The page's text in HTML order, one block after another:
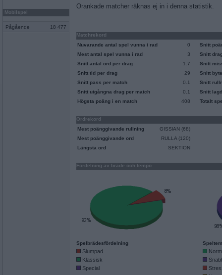
Mobilspel
Pågående 18 477
Orankade matcher räknas ej in i denna statistik.
Matchrekord
Nuvarande antal spel vunna i rad
0
Mest antal spel vunna i rad
3
Snitt antal ord per drag
1.7
Snitt tid per drag
29
Snitt pass per match
0.1
Snitt utgångna drag per match
0.1
Högsta poäng i en match
408
Snitt
Snitt
Snitt
Snitt
Snitt
Snitt
Totalt
Ordrekord
Mest poänggivande rullning
GISSlAN (68)
Mest poänggivande ord
RULLA (120)
Längsta ord
SEKTION
Fördelning av bräde och tempo
Spelbrädesfördelning
Slumpad
Klassisk
Special